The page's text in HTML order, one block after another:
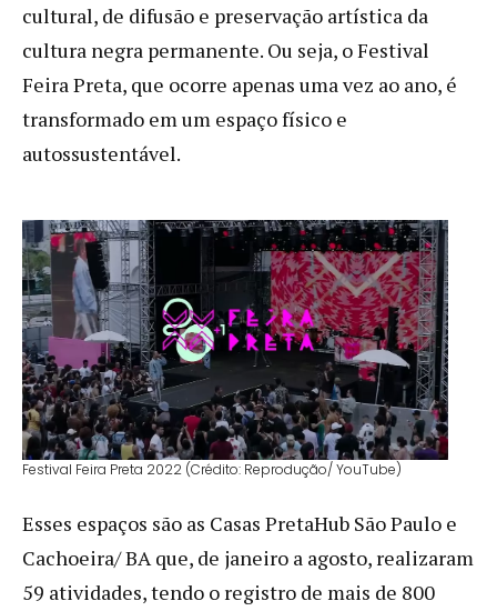
cultural, de difusão e preservação artística da
cultura negra permanente. Ou seja, o Festival
Feira Preta, que ocorre apenas uma vez ao ano, é
transformado em um espaço físico e
autossustentável.
Festival Feira Preta 2022 (Crédito: Reprodução/ YouTube)
Esses espaços são as Casas PretaHub São Paulo e
Cachoeira/ BA que, de janeiro a agosto, realizaram
59 atividades, tendo o registro de mais de 800